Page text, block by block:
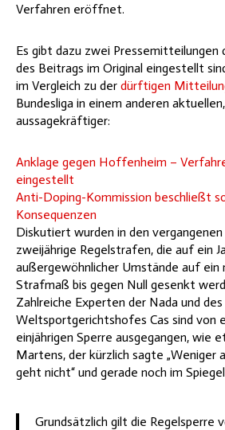
Verfahren eröffnet.
Es gibt dazu zwei Pressemitteilungen
des Beitrags im Original eingestellt
im Vergleich zu der dürftigen
Bundesliga in einem anderen
aussagekräftiger:
Anklage gegen Hoffenheim –
eingestellt
Anti-Doping-Kommission beschließt
Konsequenzen
Diskutiert wurden in den
zweijährige Regelstrafen, die auf ein
außergewöhnlicher Umstände auf ein
Strafmaß bis gegen Null gesenkt
Zahlreiche Experten der Nada und des
Weltsportgerichtshofes Cas sind von
einjährigen Sperre ausgegangen, wie
Martens, der kürzlich sagte „Weniger
geht nicht“ und gerade noch im
Grundsätzlich gilt die Regelsperre